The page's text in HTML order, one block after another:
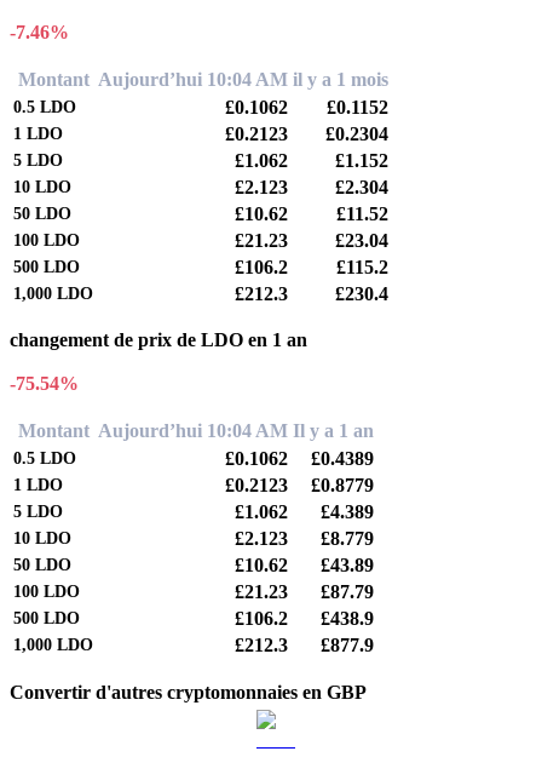
-7.46%
Montant Aujourd’hui 10:04 AM il y a 1 mois
0.5 LDO £0.1062 £0.1152
1 LDO £0.2123 £0.2304
5 LDO £1.062 £1.152
10 LDO £2.123 £2.304
50 LDO £10.62 £11.52
100 LDO £21.23 £23.04
500 LDO £106.2 £115.2
1,000 LDO £212.3 £230.4
changement de prix de LDO en 1 an
-75.54%
Montant Aujourd’hui 10:04 AM Il y a 1 an
0.5 LDO £0.1062 £0.4389
1 LDO £0.2123 £0.8779
5 LDO £1.062 £4.389
10 LDO £2.123 £8.779
50 LDO £10.62 £43.89
100 LDO £21.23 £87.79
500 LDO £106.2 £438.9
1,000 LDO £212.3 £877.9
Convertir d'autres cryptomonnaies en GBP